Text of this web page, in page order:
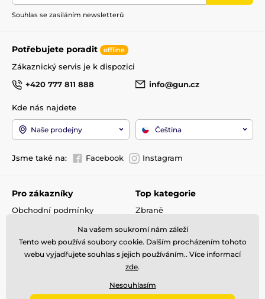
Souhlas se zasíláním newsletterů
Potřebujete poradit offline
Zákaznický servis je k dispozici
+420 777 811 888
info@gun.cz
Kde nás najdete
Naše prodejny Čeština
Jsme také na: Facebook Instagram
Pro zákazníky
Obchodní podmínky
Reklamace
Kontakty
Top kategorie
Zbraně
Střelivo
Příslušenství
Detektory kovů
Na vašem soukromí nám záleží
Tento web používá soubory cookie. Dalším procházením tohoto
webu vyjadřujete souhlas s jejich používáním.. Více informací
zde.
Nesouhlasím